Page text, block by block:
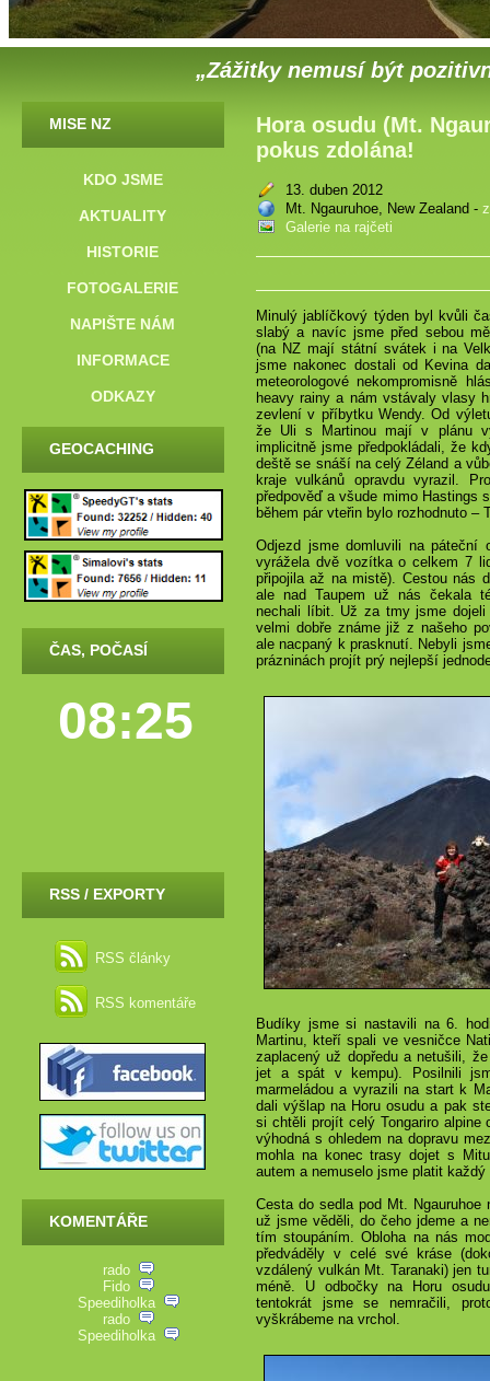
„Zážitky nemusí být
MISE NZ
KDO JSME
AKTUALITY
HISTORIE
FOTOGALERIE
NAPIŠTE NÁM
INFORMACE
ODKAZY
GEOCACHING
ČAS, POČASÍ
08:25
RSS / EXPORTY
RSS články
RSS komentáře
KOMENTÁŘE
rado
Fido
Speediholka
rado
Speediholka
Hora osudu (Mt.
pokus zdolána!
13. duben 2012
Mt. Ngauruhoe, New Zealand -
Galerie na rajčeti
Minulý jablíčkový týden byl kvůli
slabý a navíc jsme před sebou
(na NZ mají státní svátek i na
jsme nakonec dostali od Kevina
meteorologové nekompromisně
heavy rainy a nám vstávaly vlasy
zevlení v příbytku Wendy. Od
že Uli s Martinou mají v plánu
implicitně jsme předpokládali, že
deště se snáší na celý Zéland a
kraje vulkánů opravdu vyrazil.
předpověď a všude mimo Hastings
během pár vteřin bylo rozhodnuto –
Odjezd jsme domluvili na páteční
vyrážela dvě vozítka o celkem 7
připojila až na mistě). Cestou nás
ale nad Taupem už nás čekala
nechali líbit. Už za tmy jsme dojeli
velmi dobře známe již z našeho
ale nacpaný k prasknutí. Nebyli
prázninách projít prý nejlepší
Budíky jsme si nastavili na 6.
Martinu, kteří spali ve vesničce
zaplacený už dopředu a netušili,
jet a spát v kempu). Posilnili
marmeládou a vyrazili na start k
dali výšlap na Horu osudu a pak
si chtěli projít celý Tongariro alpine
výhodná s ohledem na dopravu
mohla na konec trasy dojet s
autem a nemuselo jsme platit každý
Cesta do sedla pod Mt.
už jsme věděli, do čeho jdeme a
tím stoupáním. Obloha na nás
předváděly v celé své kráse
vzdálený vulkán Mt. Taranaki) jen
méně. U odbočky na Horu
tentokrát jsme se nemračili,
vyškrábeme na vrchol.